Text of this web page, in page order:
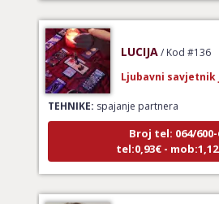
Ljubavni savjetnik
TEHNIKE:spajanje partnera
Broj tel: 064/600-
tel:0,93€ -